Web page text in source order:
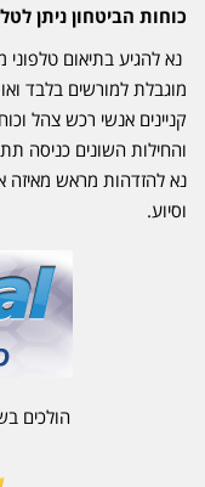
כוחות הביטחון ניתן
נא להגיע בתיאום
מוגבלת למורשים בלבד
קניינים אנשי רכש צהל
והחילות השונים כניסה
נא להזדהות מראש מאיזה
וסיוע.
הולכים